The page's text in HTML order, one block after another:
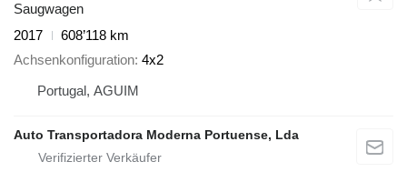
Saugwagen
2017
608’118 km
Achsenkonfiguration 4x2
Portugal, AGUIM
Auto Transportadora Moderna Portuense, Lda